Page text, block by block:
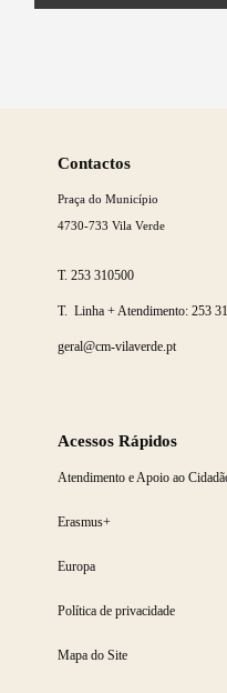
Contactos
Praça do Município
4730-733 Vila Verde
T.253 310500
T. Linha + Atendimento: 253
geral@cm-vilaverde.pt
Acessos Rápidos
Atendimento e Apoio ao
Erasmus+
Europa
Política de privacidade
Mapa do Site